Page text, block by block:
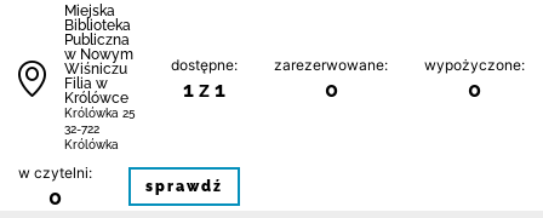
Miejska
Biblioteka
Publiczna
w Nowym
Wiśniczu
Filia w
Królówce
Królówka 25
32-722
Królówka
dostępne:
1 z 1
zarezerwowane:
0
wypożyczone:
0
w czytelni:
0 sprawdź